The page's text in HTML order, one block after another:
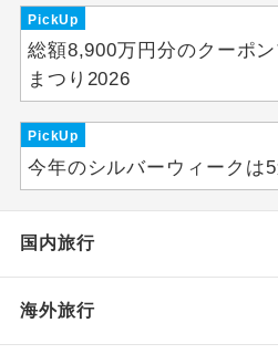
PickUp
総額8,900万円分のクーポ
まつり2026
PickUp
今年のシルバーウィークは5
国内旅行
海外旅行